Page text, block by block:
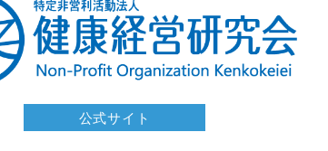
公式サイト